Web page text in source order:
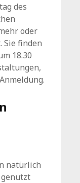
des
oder
Sie finden
18.30
natürlich